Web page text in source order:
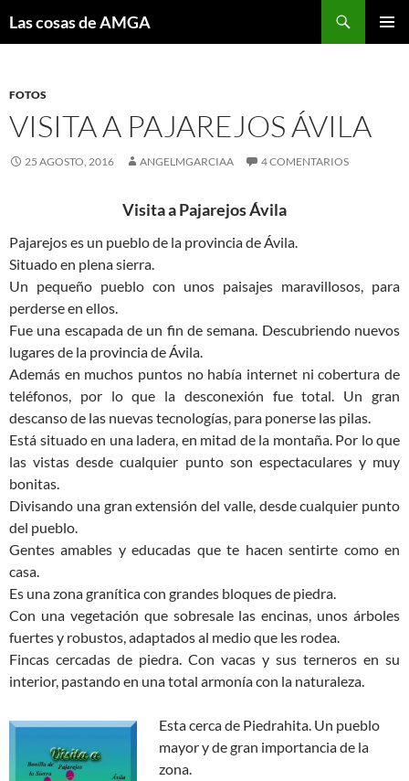
Las cosas de AMGA
FOTOS
VISITA A PAJAREJOS ÁVILA
25 AGOSTO, 2016 ANGELMGARCIAA 4 COMENTARIOS
Visita a Pajarejos Ávila
Pajarejos es un pueblo de la provincia de Ávila.
Situado en plena sierra.
Un pequeño pueblo con unos paisajes maravillosos, para
perderse en ellos.
Fue una escapada de un fin de semana. Descubriendo nuevos
lugares de la provincia de Ávila.
Además en muchos puntos no había internet ni cobertura de
teléfonos, por lo que la desconexión fue total. Un gran
descanso de las nuevas tecnologías, para ponerse las pilas.
Está situado en una ladera, en mitad de la montaña. Por lo que
las vistas desde cualquier punto son espectaculares y muy
bonitas.
Divisando una gran extensión del valle, desde cualquier punto
del pueblo.
Gentes amables y educadas que te hacen sentirte como en
casa.
Es una zona granítica con grandes bloques de piedra.
Con una vegetación que sobresale las encinas, unos árboles
fuertes y robustos, adaptados al medio que les rodea.
Fincas cercadas de piedra. Con vacas y sus terneros en su
interior, pastando en una total armonía con la naturaleza.
Esta cerca de Piedrahita. Un pueblo
mayor y de gran importancia de la
zona.